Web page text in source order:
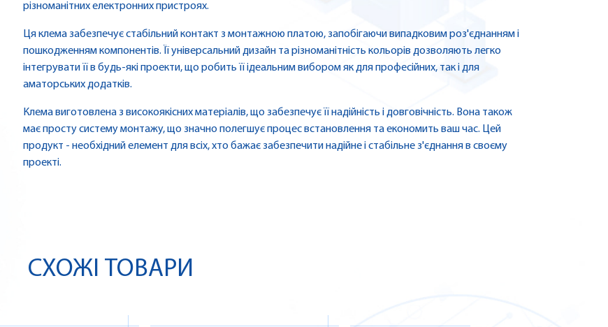
різноманітних електронних пристроях.
Ця клема забезпечує стабільний контакт з монтажною платою, запобігаючи випадковим роз'єднанням і
пошкодженням компонентів. Її універсальний дизайн та різноманітність кольорів дозволяють легко
інтегрувати її в будь-які проекти, що робить її ідеальним вибором як для професійних, так і для
аматорських додатків.
Клема виготовлена з високоякісних матеріалів, що забезпечує її надійність і довговічність. Вона також
має просту систему монтажу, що значно полегшує процес встановлення та економить ваш час. Цей
продукт - необхідний елемент для всіх, хто бажає забезпечити надійне і стабільне з'єднання в своєму
проекті.
СХОЖІ ТОВАРИ